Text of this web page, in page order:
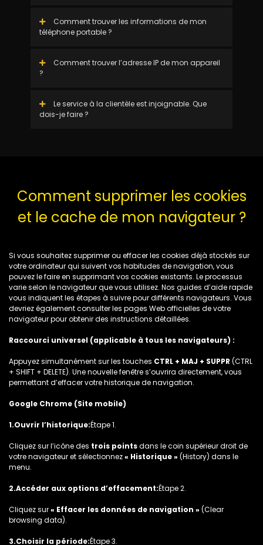
Comment trouver les informations de mon
téléphone portable ?
Comment trouver l’adresse IP de mon appareil
?
Le service à la clientèle est injoignable. Que
dois-je faire ?
Comment supprimer les cookies
et le cache de mon navigateur ?
Si vous souhaitez supprimer ou effacer les cookies déjà stockés sur
votre ordinateur qui suivent vos habitudes de navigation, vous
pouvez le faire en supprimant vos cookies existants. Le processus
varie selon le navigateur que vous utilisez. Nos guides d’aide rapide
vous indiquent les étapes à suivre pour différents navigateurs. Vous
devriez également consulter les pages Web officielles de votre
navigateur pour obtenir des instructions détaillées.
Raccourci universel (applicable à tous les navigateurs) :
Appuyez simultanément sur les touches CTRL + MAJ + SUPPR (CTRL
+ SHIFT + DELETE). Une nouvelle fenêtre s’ouvrira directement, vous
permettant d’effacer votre historique de navigation.
Google Chrome (Site mobile)
1.Ouvrir l’historique:Étape 1.
Cliquez sur l’icône des trois pointsdans le coin supérieur droit de
votre navigateur et sélectionnez« Historique » (History) dans le
menu.
2.Accéder aux options d’effacement:Étape 2.
Cliquez sur« Effacer les données de navigation » (Clear
browsing data).
3.Choisir la période:Étape 3.